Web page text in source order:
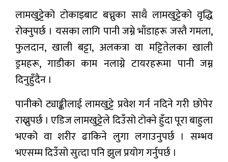
लामखुट्टेको टोकाइबाट बच्नुका साथै लामखुट्टेको वृद्धि
रोक्नुपर्छ । यसका लागि पानी जम्ने भाँडाहरू जस्तै गमला,
फुलदान, खाली बट्टा, अलकत्रा वा मट्टितेलका खाली
ड्रमहरू, गाडीका काम नलाग्ने टायरहरूमा पानी जम्न
दिनुहुँदैन ।
पानीको ट्याङ्कीलाई लामखुट्टे प्रवेश गर्न नदिने गरी छोपेर
राख्नुपर्छ । एडिज लामखुट्टेले दिउँसो टोक्ने हुँदा पूरा बाहुला
भएको वा शरीर ढाकिने लुगा लगाउनुपर्छ । सम्भव
भएसम्म दिउँसो सुत्दा पनि झुल प्रयोग गर्नुपर्छ ।